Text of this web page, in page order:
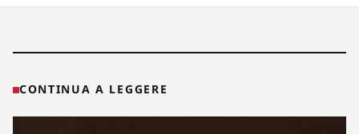
CONTINUA A LEGGERE